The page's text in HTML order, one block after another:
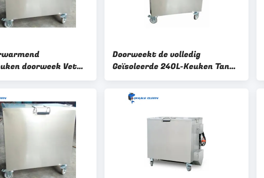
doorweek Vet
het
Koolstof
Doorweekt de volledig
Geïsoleerde 240L-Keuken Tanks
thermostatisch gecontroleerd
Roestvrij staal doorweekt Tank